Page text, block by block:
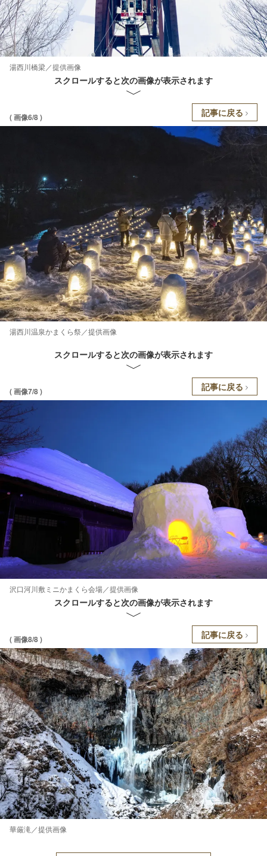
湯西川橋梁／提供画像
スクロールすると次の画像が表示されます
( 画像6/8 ) 記事に戻る
湯西川温泉かまくら祭／提供画像
スクロールすると次の画像が表示されます
( 画像7/8 ) 記事に戻る
沢口河川敷ミニかまくら会場／提供画像
スクロールすると次の画像が表示されます
( 画像8/8 ) 記事に戻る
華厳滝／提供画像